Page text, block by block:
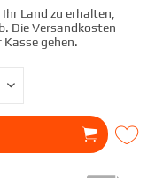
Land zu erhalten,
Die Versandkosten
gehen.